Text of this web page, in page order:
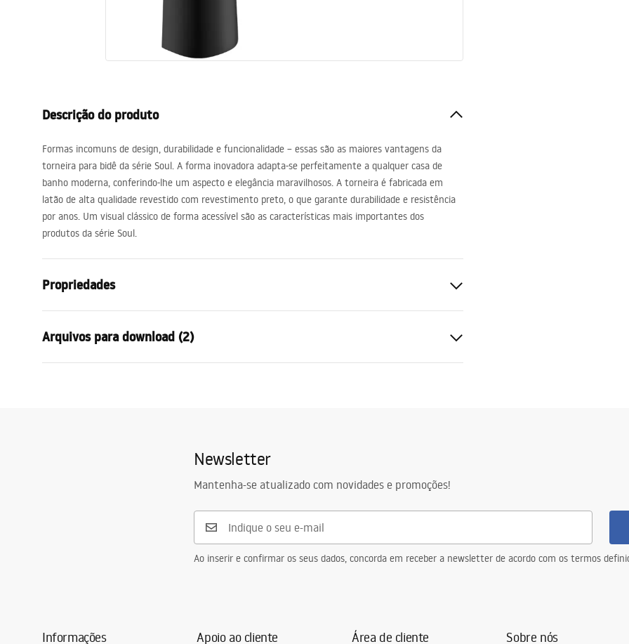
Misturadores de casa de banho
Chuveiros de casa de banho
Acessórios de casa de banho,
acessórios de casa de banho
Descrição do produto
Formas incomuns de design, durabilidade e funcionalidade – essas são as maiores vantagens da
torneira para bidê da série Soul. A forma inovadora adapta-se perfeitamente a qualquer casa de
banho moderna, conferindo-lhe um aspecto e elegância maravilhosos. A torneira é fabricada em
latão de alta qualidade revestido com revestimento preto, o que garante durabilidade e resistência
por anos. Um visual clássico de forma acessível são as características mais importantes dos
produtos da série Soul.
Propriedades
Método de instalação
Cor
Preto
145
Electroplating
Arquivos para download (2)
Newsletter
Mantenha-se atualizado com novidades e promoções!
Ao inserir e confirmar os seus dados, concorda em receber a newsletter de acordo com os termos
Informações Apoio ao cliente Área de cliente Sobre nós